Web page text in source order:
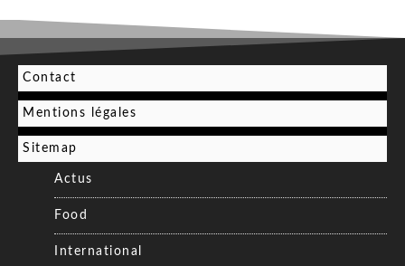
Contact
Mentions légales
Sitemap
Actus
Food
International